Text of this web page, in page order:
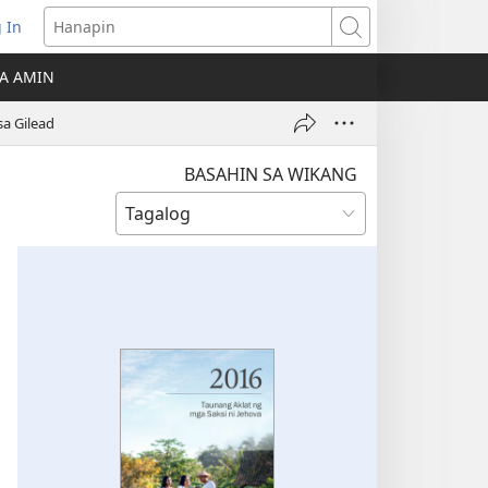
In
Hanapin
AMIN
Gilead
BASAHIN SA WIKANG